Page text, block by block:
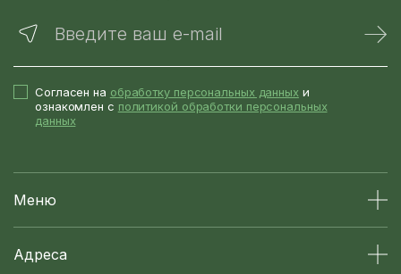
Введите ваш e-mail
Согласен на обработку персональных данных и
ознакомлен с политикой обработки персональных
данных
Меню
Адреса